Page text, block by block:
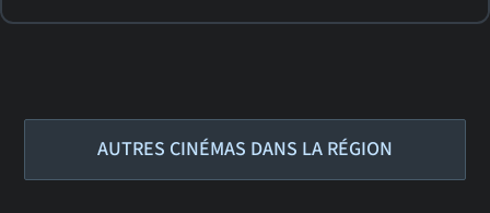
AUTRES CINÉMAS DANS LA RÉGION